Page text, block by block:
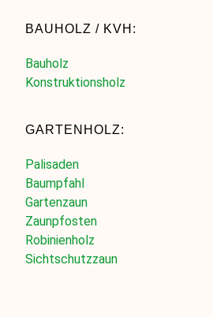
BAUHOLZ / KVH:
Bauholz
Konstruktionsholz
GARTENHOLZ:
Palisaden
Baumpfahl
Gartenzaun
Zaunpfosten
Robinienholz
Sichtschutzzaun